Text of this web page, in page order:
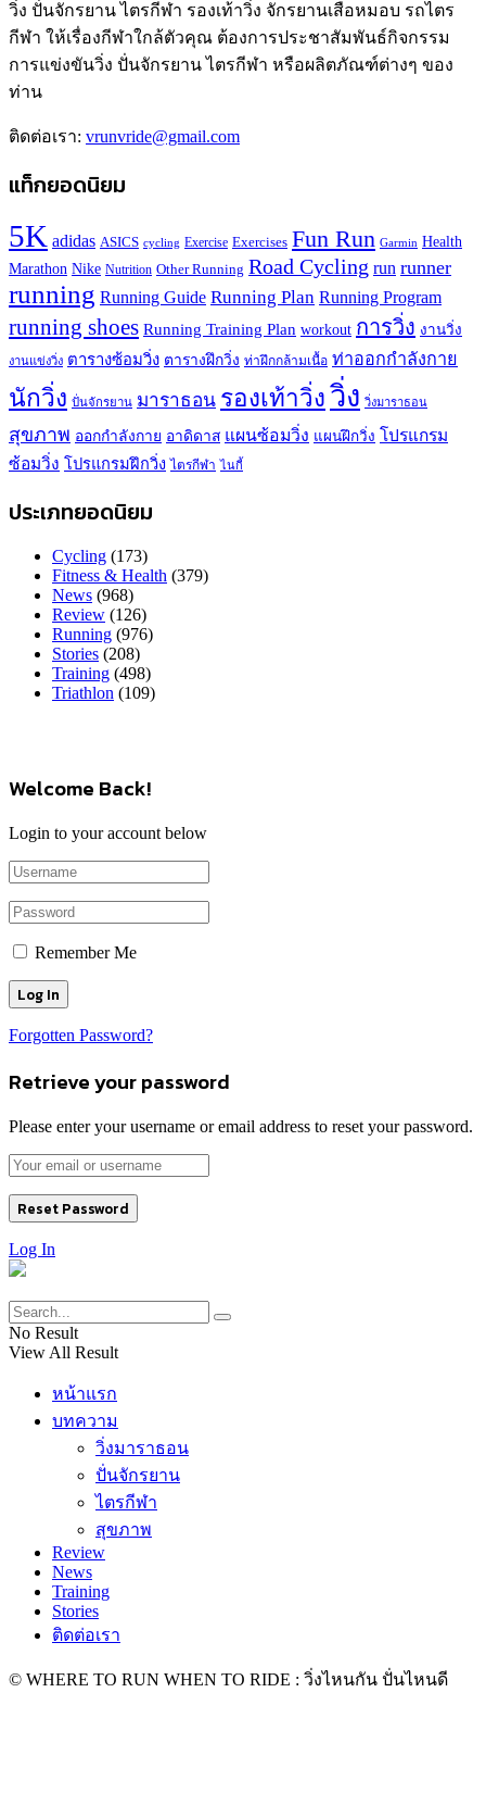
วิ่ง ปั่นจักรยาน ไตรกีฬา รองเท้าวิ่ง จักรยานเสือหมอบ รถไตร
กีฬา ให้เรื่องกีฬาใกล้ตัวคุณ ต้องการประชาสัมพันธ์กิจกรรม
การแข่งขันวิ่ง ปั่นจักรยาน ไตรกีฬา หรือผลิตภัณฑ์ต่างๆ ของ
ท่าน
ติดต่อเรา: vrunvride@gmail.com
แท็กยอดนิยม
5K adidas ASICS cycling Exercise Exercises Fun Run Garmin Health
Marathon Nike Nutrition Other Running Road Cycling run runner
running Running Guide Running Plan Running Program
running shoes Running Training Plan workout การวิ่ง งานวิ่ง
งานแข่งวิ่ง ตารางซ้อมวิ่ง ตารางฝึกวิ่ง ท่าฝึกกล้ามเนื้อ ท่าออกกำลังกาย
นักวิ่ง ปั่นจักรยาน มาราธอน รองเท้าวิ่ง วิ่ง วิ่งมาราธอน
สุขภาพ ออกกำลังกาย อาดิดาส แผนซ้อมวิ่ง แผนฝึกวิ่ง โปรแกรม
ซ้อมวิ่ง โปรแกรมฝึกวิ่ง ไตรกีฬา ไนกี้
ประเภทยอดนิยม
Cycling (173)
Fitness & Health (379)
News (968)
Review (126)
Running (976)
Stories (208)
Training (498)
Triathlon (109)
Welcome Back!
Login to your account below
Remember Me
Forgotten Password?
Retrieve your password
Please enter your username or email address to reset your password.
Log In
No Result
View All Result
หน้าแรก
บทความ
วิ่งมาราธอน
ปั่นจักรยาน
ไตรกีฬา
สุขภาพ
Review
News
Training
Stories
ติดต่อเรา
© WHERE TO RUN WHEN TO RIDE : วิ่งไหนกัน ปั่นไหนดี